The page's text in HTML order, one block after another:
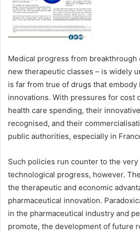
Medical progress from
new therapeutic classes – is widely
is far from true of drugs that embody
innovations. With pressures for cost
health care spending, their
recognised, and their
public authorities, especially in
Such policies run counter to the
technological progress, however.
the therapeutic and economic
pharmaceutical innovation.
in the pharmaceutical industry and
promote, the development of future